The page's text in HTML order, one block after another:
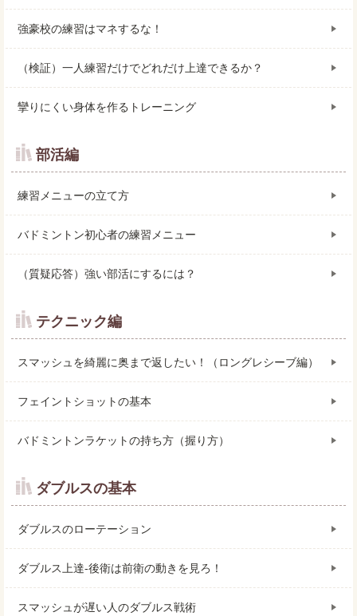
強豪校の練習はマネするな！
（検証）一人練習だけでどれだけ上達できるか？
攣りにくい身体を作るトレーニング
部活編
練習メニューの立て方
バドミントン初心者の練習メニュー
（質疑応答）強い部活にするには？
テクニック編
スマッシュを綺麗に奥まで返したい！（ロングレシーブ編）
フェイントショットの基本
バドミントンラケットの持ち方（握り方）
ダブルスの基本
ダブルスのローテーション
ダブルス上達-後衛は前衛の動きを見ろ！
スマッシュが遅い人のダブルス戦術